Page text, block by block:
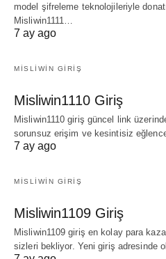
model şifreleme teknolojileriyle
Misliwin1111…
7 ay ago
MISLIWIN GIRIŞ
Misliwin1110 Giriş
Misliwin1110 giriş güncel link
sorunsuz erişim ve kesintisiz
7 ay ago
MISLIWIN GIRIŞ
Misliwin1109 Giriş
Misliwin1109 giriş en kolay para
sizleri bekliyor. Yeni giriş adresinde